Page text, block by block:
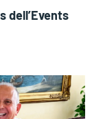
dell’Events